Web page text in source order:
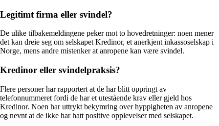
Legitimt firma eller svindel?
De ulike tilbakemeldingene peker mot to hovedretninger: noen mener
det kan dreie seg om selskapet Kredinor, et anerkjent inkassoselskap i
Norge, mens andre mistenker at anropene kan være svindel.
Kredinor eller svindelpraksis?
Flere personer har rapportert at de har blitt oppringt av
telefonnummeret fordi de har et utestående krav eller gjeld hos
Kredinor. Noen har uttrykt bekymring over hyppigheten av anropene
og nevnt at de ikke har hatt positive opplevelser med selskapet.